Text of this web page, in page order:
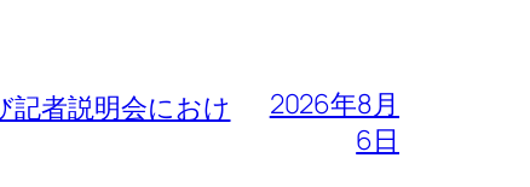
記者説明会におけ
2026年8月
6日